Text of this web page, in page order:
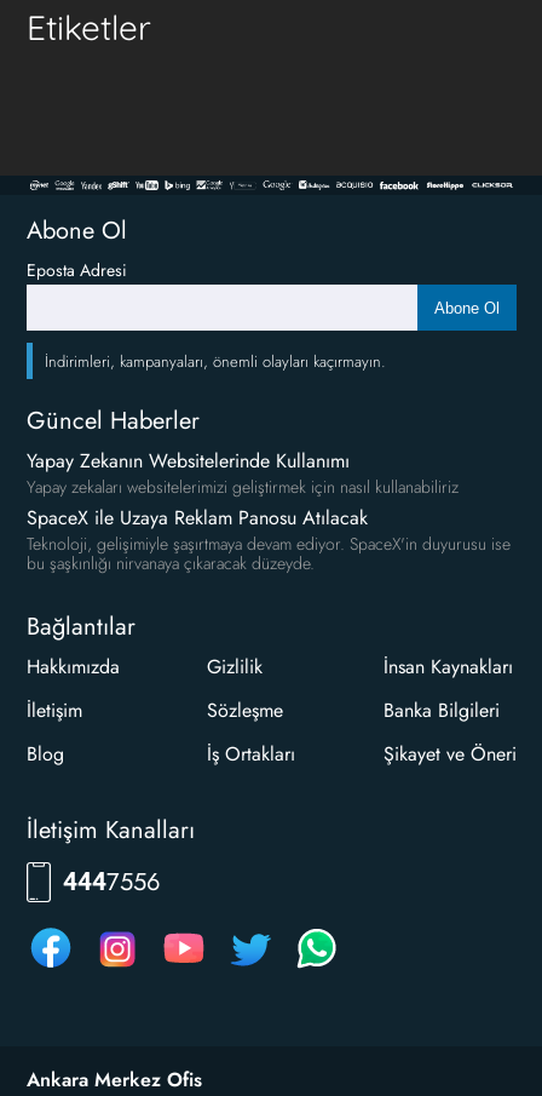
Etiketler
Abone Ol
Eposta Adresi
Abone Ol
İndirimleri, kampanyaları, önemli olayları kaçırmayın.
Güncel Haberler
Yapay Zekanın Websitelerinde Kullanımı
Yapay zekaları websitelerimizi geliştirmek için nasıl kullanabiliriz
SpaceX ile Uzaya Reklam Panosu Atılacak
Teknoloji, gelişimiyle şaşırtmaya devam ediyor. SpaceX'in duyurusu ise
bu şaşkınlığı nirvanaya çıkaracak düzeyde.
Bağlantılar
Hakkımızda
İletişim
Blog
Gizlilik
Sözleşme
İş Ortakları
İnsan Kaynakları
Banka Bilgileri
Şikayet ve Öneri
İletişim Kanalları
4447556
Ankara Merkez Ofis